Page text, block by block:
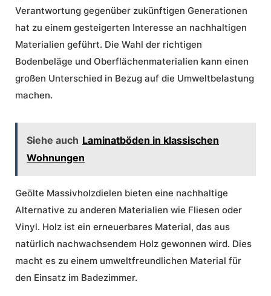
Verantwortung gegenüber zukünftigen Generationen
hat zu einem gesteigerten Interesse an nachhaltigen
Materialien geführt. Die Wahl der richtigen
Bodenbeläge und Oberflächenmaterialien kann einen
großen Unterschied in Bezug auf die Umweltbelastung
machen.
Siehe auch Laminatböden in klassischen
Wohnungen
Geölte Massivholzdielen bieten eine nachhaltige
Alternative zu anderen Materialien wie Fliesen oder
Vinyl. Holz ist ein erneuerbares Material, das aus
natürlich nachwachsendem Holz gewonnen wird. Dies
macht es zu einem umweltfreundlichen Material für
den Einsatz im Badezimmer.